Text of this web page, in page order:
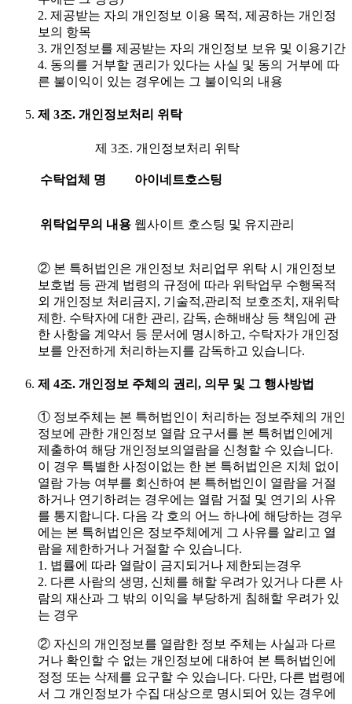
2. 제공받는 자의 개인정보 이용 목적, 제공하는 개인정
보의 항목
3. 개인정보를 제공받는 자의 개인정보 보유 및 이용기간
4. 동의를 거부할 권리가 있다는 사실 및 동의 거부에 따
른 불이익이 있는 경우에는 그 불이익의 내용
제 3조. 개인정보처리 위탁
제 3조. 개인정보처리 위탁
수탁업체 명 아이네트호스팅
위탁업무의 내용 웹사이트 호스팅 및 유지관리
② 본 특허법인은 개인정보 처리업무 위탁 시 개인정보
보호법 등 관계 법령의 규정에 따라 위탁업무 수행목적
외 개인정보 처리금지, 기술적,관리적 보호조치, 재위탁
제한. 수탁자에 대한 관리, 감독, 손해배상 등 책임에 관
한 사항을 계약서 등 문서에 명시하고, 수탁자가 개인정
보를 안전하게 처리하는지를 감독하고 있습니다.
제 4조. 개인정보 주체의 권리, 의무 및 그 행사방법
① 정보주체는 본 특허법인이 처리하는 정보주체의 개인
정보에 관한 개인정보 열람 요구서를 본 특허법인에게
제출하여 해당 개인정보의열람을 신청할 수 있습니다.
이 경우 특별한 사정이없는 한 본 특허법인은 지체 없이
열람 가능 여부를 회신하여 본 특허법인이 열람을 거절
하거나 연기하려는 경우에는 열람 거절 및 연기의 사유
를 통지합니다. 다음 각 호의 어느 하나에 해당하는 경우
에는 본 특허법인은 정보주체에게 그 사유를 알리고 열
람을 제한하거나 거절할 수 있습니다.
1. 볍률에 따라 열람이 금지되거나 제한되는경우
2. 다른 사람의 생명, 신체를 해할 우려가 있거나 다른 사
람의 재산과 그 밖의 이익을 부당하게 침해할 우려가 있
는 경우
② 자신의 개인정보를 열람한 정보 주체는 사실과 다르
거나 확인할 수 없는 개인정보에 대하여 본 특허법인에
정정 또는 삭제를 요구할 수 있습니다. 다만, 다른 법령에
서 그 개인정보가 수집 대상으로 명시되어 있는 경우에